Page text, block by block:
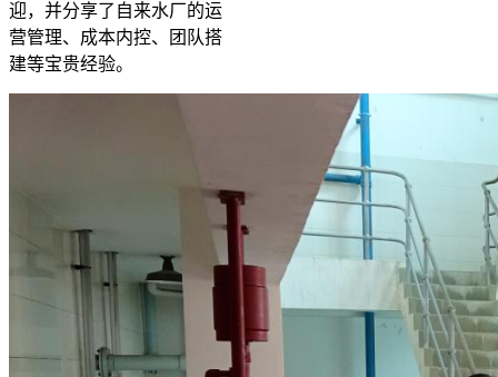
迎，并分享了自来水厂的运
营管理、成本内控、团队搭
建等宝贵经验。